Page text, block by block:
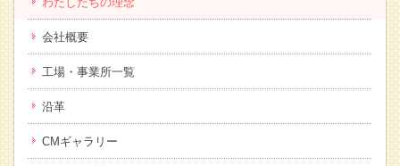
会社概要
工場・事業所一覧
沿革
CMギャラリー